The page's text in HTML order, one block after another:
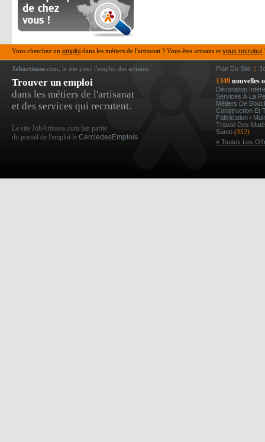
Vous cherchez un emploi dans les métiers de l'artisanat ? Vous êtes artisans et vous recrutez
Jobartisans .com, le site pour l'emploi des artisans Plan Du Site |
Trouver un emploi
dans les métiers de l'artisanat
et des services qui recrutent.
Le site JobArtisans.com fait partie
du portail de l'emploi le CercledesEmplois
1349 nouvelles
Décoration
Services À La
Métiers De
Construction Et
Fabrication /
Travail Des
Santé (352)
» Toutes Les